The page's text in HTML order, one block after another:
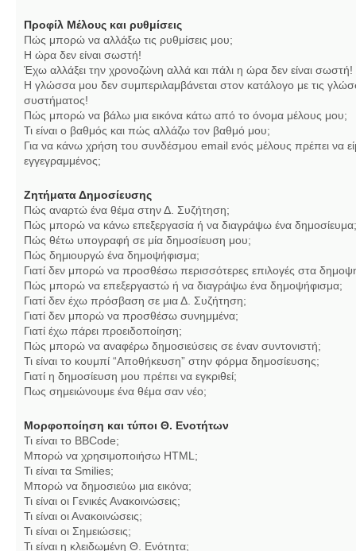
Προφίλ Μέλους και ρυθμίσεις
Πώς μπορώ να αλλάξω τις ρυθμίσεις μου;
Η ώρα δεν είναι σωστή!
Έχω αλλάξει την χρονοζώνη αλλά και πάλι η ώρα δεν είναι σωστή!
Η γλώσσα μου δεν συμπεριλαμβάνεται στον κατάλογο με τις
συστήματος!
Πώς μπορώ να βάλω μια εικόνα κάτω από το όνομα μέλους μου;
Τι είναι ο βαθμός και πώς αλλάζω τον βαθμό μου;
Για να κάνω χρήση του συνδέσμου email ενός μέλους πρέπει να
εγγεγραμμένος;
Ζητήματα Δημοσίευσης
Πώς αναρτώ ένα θέμα στην Δ. Συζήτηση;
Πώς μπορώ να κάνω επεξεργασία ή να διαγράψω ένα δημοσίευμα;
Πώς θέτω υπογραφή σε μία δημοσίευση μου;
Πώς δημιουργώ ένα δημοψήφισμα;
Γιατί δεν μπορώ να προσθέσω περισσότερες επιλογές στα
Πώς μπορώ να επεξεργαστώ ή να διαγράψω ένα δημοψήφισμα;
Γιατί δεν έχω πρόσβαση σε μια Δ. Συζήτηση;
Γιατί δεν μπορώ να προσθέσω συνημμένα;
Γιατί έχω πάρει προειδοποίηση;
Πώς μπορώ να αναφέρω δημοσιεύσεις σε έναν συντονιστή;
Τι είναι το κουμπί “Αποθήκευση” στην φόρμα δημοσίευσης;
Γιατί η δημοσίευση μου πρέπει να εγκριθεί;
Πως σημειώνουμε ένα θέμα σαν νέο;
Μορφοποίηση και τύποι Θ. Ενοτήτων
Τι είναι το BBCode;
Μπορώ να χρησιμοποιήσω HTML;
Τι είναι τα Smilies;
Μπορώ να δημοσιεύω μια εικόνα;
Τι είναι οι Γενικές Ανακοινώσεις;
Τι είναι οι Ανακοινώσεις;
Τι είναι οι Σημειώσεις;
Τι είναι η κλειδωμένη Θ. Ενότητα;